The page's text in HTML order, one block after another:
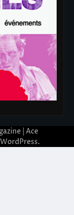
| Ace
WordPress.